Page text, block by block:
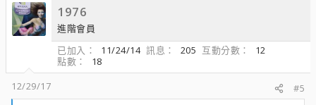
1976
進階會員
已加入
11/24/14 訊息 205 互動分數
12
點數
18
12/29/17
#5